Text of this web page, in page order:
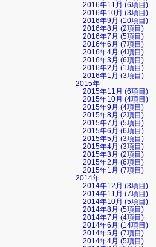
2016年11月 (6項目)
2016年10月 (3項目)
2016年9月 (10項目)
2016年8月 (2項目)
2016年7月 (5項目)
2016年6月 (7項目)
2016年4月 (4項目)
2016年3月 (6項目)
2016年2月 (1項目)
2016年1月 (3項目)
2015年
2015年11月 (6項目)
2015年10月 (4項目)
2015年9月 (4項目)
2015年8月 (2項目)
2015年7月 (5項目)
2015年6月 (6項目)
2015年5月 (3項目)
2015年4月 (3項目)
2015年3月 (2項目)
2015年2月 (6項目)
2015年1月 (7項目)
2014年
2014年12月 (3項目)
2014年11月 (7項目)
2014年10月 (5項目)
2014年8月 (5項目)
2014年7月 (4項目)
2014年6月 (14項目)
2014年5月 (7項目)
2014年4月 (5項目)